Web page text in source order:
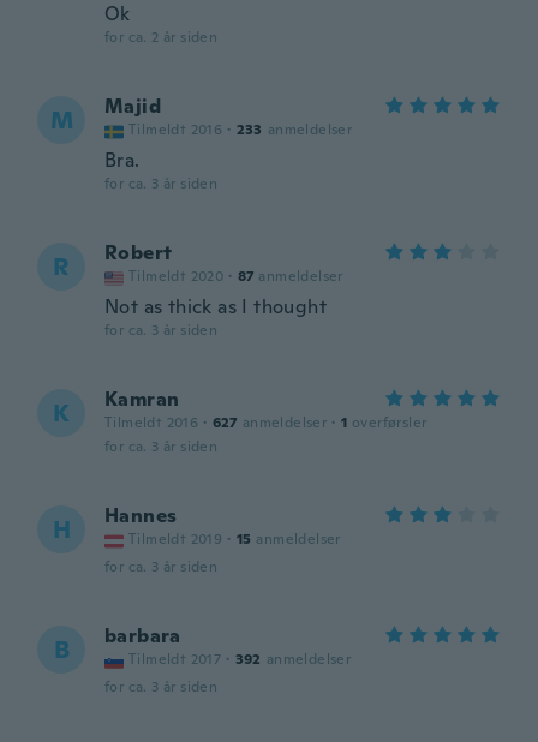
Ok
for ca. 2 år siden
M Majid
Tilmeldt 2016 · 233 anmeldelser
Bra.
for ca. 3 år siden
R Robert
Tilmeldt 2020 · 87 anmeldelser
Not as thick as I thought
for ca. 3 år siden
K Kamran
Tilmeldt 2016 · 627 anmeldelser · 1 overførsler
for ca. 3 år siden
H Hannes
Tilmeldt 2019 · 15 anmeldelser
for ca. 3 år siden
B barbara
Tilmeldt 2017 · 392 anmeldelser
for ca. 3 år siden